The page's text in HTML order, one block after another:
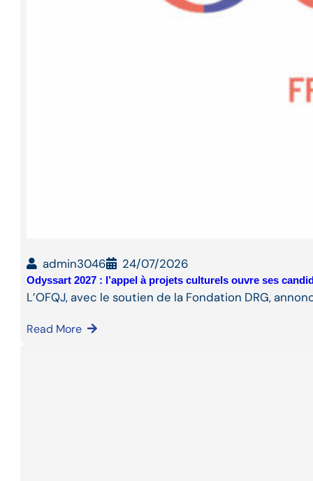
admin3046 24/07/2026
Odyssart 2027 : l’appel à projets culturels ouvre ses
L’OFQJ, avec le soutien de la Fondation DRG,
Read More